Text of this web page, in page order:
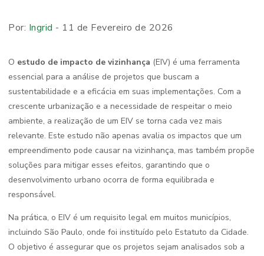
Por: Ingrid - 11 de Fevereiro de 2026
O estudo de impacto de vizinhança (EIV) é uma ferramenta
essencial para a análise de projetos que buscam a
sustentabilidade e a eficácia em suas implementações. Com a
crescente urbanização e a necessidade de respeitar o meio
ambiente, a realização de um EIV se torna cada vez mais
relevante. Este estudo não apenas avalia os impactos que um
empreendimento pode causar na vizinhança, mas também propõe
soluções para mitigar esses efeitos, garantindo que o
desenvolvimento urbano ocorra de forma equilibrada e
responsável.
Na prática, o EIV é um requisito legal em muitos municípios,
incluindo São Paulo, onde foi instituído pelo Estatuto da Cidade.
O objetivo é assegurar que os projetos sejam analisados sob a